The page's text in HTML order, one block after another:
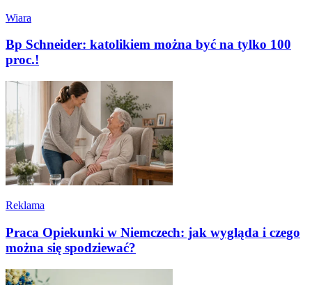
Wiara
Bp Schneider: katolikiem można być na tylko 100
proc.!
Reklama
Praca Opiekunki w Niemczech: jak wygląda i czego
można się spodziewać?